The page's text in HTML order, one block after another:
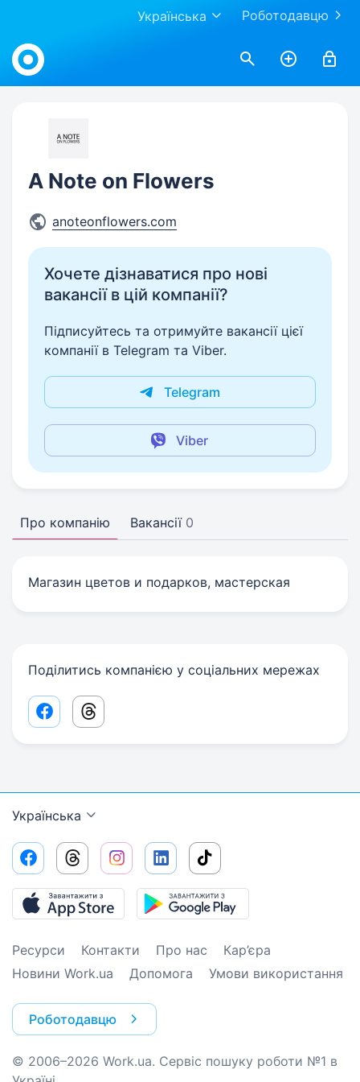
Роботодавцю
Українська
Work.ua
A Note on Flowers
anoteonflowers.com
Хочете дізнаватися про нові
вакансії в цій компанії?
Підписуйтесь та отримуйте вакансії цієї
компанії в Telegram та Viber.
Telegram
Viber
Про компанію Вакансії 0
Магазин цветов и подарков, мастерская
Поділитись компанією у соціальних мережах
Facebook share link
Threads share link
Українська
Ресурси Контакти Про нас
Кар’єра
Новини Work.ua
Допомога Умови використання
Роботодавцю
© 2006–2026 Work.ua. Сервіс пошуку роботи №1 в